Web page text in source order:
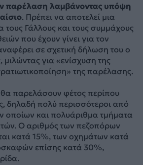
παρέλαση λαμβάνοντας υπόψη
. Πρέπει να αποτελεί μια
τους Γάλλους και τους συμμάχους
που έχουν γίνει για τον
σε σχετική δήλωση του ο
μιλώντας για «ενίσχυση της
της παρέλασης.
παρελάσουν φέτος περίπου
δηλαδή πολύ περισσότεροι από
οποίων και πολυάριθμα τμήματα
Ο αριθμός των πεζοπόρων
κατά 15%, των οχημάτων κατά
επίσης κατά 30%,